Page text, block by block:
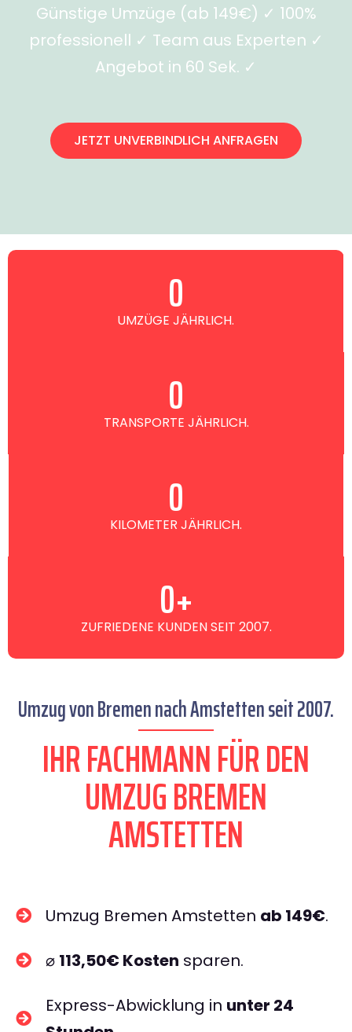
Günstige Umzüge (ab 149€) ✓ 100%
professionell ✓ Team aus Experten ✓
Angebot in 60 Sek. ✓
JETZT UNVERBINDLICH ANFRAGEN
UMZÜGE JÄHRLICH.
0
TRANSPORTE JÄHRLICH.
0
KILOMETER JÄHRLICH.
0
ZUFRIEDENE KUNDEN SEIT 2007.
0+
Umzug von Bremen nach Amstetten seit 2007.
IHR FACHMANN FÜR DEN
UMZUG BREMEN
AMSTETTEN
Umzug Bremen Amstetten ab 149€.
⌀ 113,50€ Kosten sparen.
Express-Abwicklung in unter 24